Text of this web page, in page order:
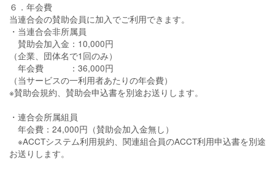
６．年会費
当連合会の賛助会員に加入でご利用できます。
・当連合会非所属員
賛助会加入金：10,000円
（企業、団体名で1回のみ）
年会費 ：36,000円
（当サービスの一利用者あたりの年会費）
※賛助会規約、賛助会申込書を別途お送りします。
・連合会所属組員
年会費：24,000円（賛助会加入金無し）
※ACCTシステム利用規約、関連組合員のACCT利用申込書を別途
お送りします。